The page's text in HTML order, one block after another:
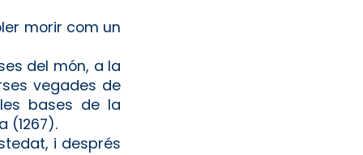
morir com un
del món, a la
vegades de
bases de la
(1267).
i després